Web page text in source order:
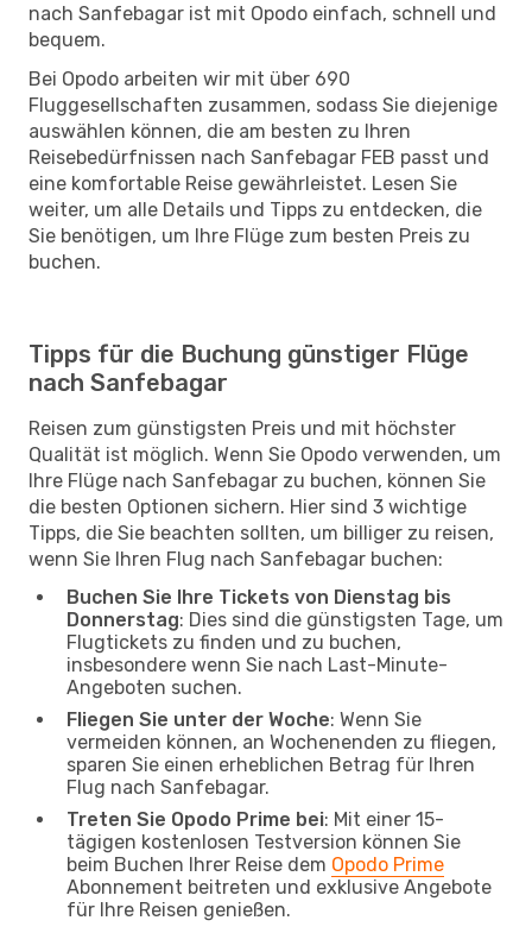
nach Sanfebagar ist mit Opodo einfach, schnell und
bequem.
Bei Opodo arbeiten wir mit über 690
Fluggesellschaften zusammen, sodass Sie diejenige
auswählen können, die am besten zu Ihren
Reisebedürfnissen nach Sanfebagar FEB passt und
eine komfortable Reise gewährleistet. Lesen Sie
weiter, um alle Details und Tipps zu entdecken, die
Sie benötigen, um Ihre Flüge zum besten Preis zu
buchen.
Tipps für die Buchung günstiger Flüge
nach Sanfebagar
Reisen zum günstigsten Preis und mit höchster
Qualität ist möglich. Wenn Sie Opodo verwenden, um
Ihre Flüge nach Sanfebagar zu buchen, können Sie
die besten Optionen sichern. Hier sind 3 wichtige
Tipps, die Sie beachten sollten, um billiger zu reisen,
wenn Sie Ihren Flug nach Sanfebagar buchen:
Buchen Sie Ihre Tickets von Dienstag bis
Donnerstag: Dies sind die günstigsten Tage, um
Flugtickets zu finden und zu buchen,
insbesondere wenn Sie nach Last-Minute-
Angeboten suchen.
Fliegen Sie unter der Woche: Wenn Sie
vermeiden können, an Wochenenden zu fliegen,
sparen Sie einen erheblichen Betrag für Ihren
Flug nach Sanfebagar.
Treten Sie Opodo Prime bei: Mit einer 15-
tägigen kostenlosen Testversion können Sie
beim Buchen Ihrer Reise dem Opodo Prime
Abonnement beitreten und exklusive Angebote
für Ihre Reisen genießen.